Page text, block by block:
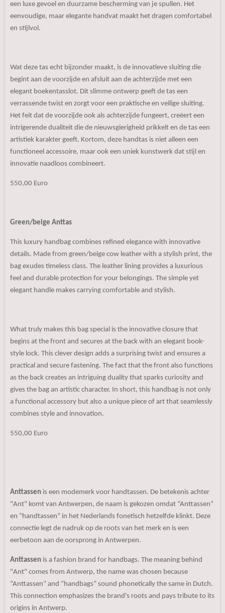
een luxe gevoel en duurzame bescherming van je spullen. Het
eenvoudige, maar elegante handvat maakt het dragen comfortabel
en stijlvol.
Wat deze tas echt bijzonder maakt, is de innovatieve sluiting die
begint aan de voorzijde en afsluit aan de achterzijde met een
elegant boekentasslot. Dit slimme ontwerp geeft de tas een
verrassende twist en zorgt voor een praktische en veilige sluiting.
Het feit dat de voorzijde ook als achterzijde fungeert, creëert een
intrigerende dualiteit die de nieuwsgierigheid prikkelt en de tas een
artistiek karakter geeft. Kortom, deze handtas is niet alleen een
functioneel accessoire, maar ook een uniek kunstwerk dat stijl en
innovatie naadloos combineert.
550,00 Euro
Green/beige Anttas
This luxury handbag combines refined elegance with innovative
details. Made from green/beige cow leather with a stylish print, the
bag exudes timeless class. The leather lining provides a luxurious
feel and durable protection for your belongings. The simple yet
elegant handle makes carrying comfortable and stylish.
What truly makes this bag special is the innovative closure that
begins at the front and secures at the back with an elegant book-
style lock. This clever design adds a surprising twist and ensures a
practical and secure fastening. The fact that the front also functions
as the back creates an intriguing duality that sparks curiosity and
gives the bag an artistic character. In short, this handbag is not only
a functional accessory but also a unique piece of art that seamlessly
combines style and innovation.
550,00 Euro
Anttassen is een modemerk voor handtassen. De betekenis achter
"Ant" komt van Antwerpen, de naam is gekozen omdat “Anttassen”
en “handtassen” in het Nederlands fonetisch hetzelfde klinkt. Deze
connectie legt de nadruk op de roots van het merk en is een
eerbetoon aan de oorsprong in Antwerpen.
Anttassen is a fashion brand for handbags. The meaning behind
"Ant" comes from Antwerp, the name was chosen because
“Anttassen” and “handbags” sound phonetically the same in Dutch.
This connection emphasizes the brand's roots and pays tribute to its
origins in Antwerp.